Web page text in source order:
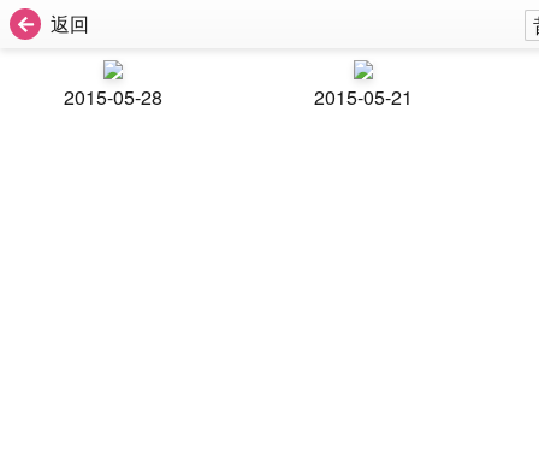
返回
2015-05-28 2015-05-21